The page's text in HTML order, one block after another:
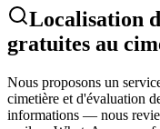
Localisation
gratuites au
Nous proposons un
cimetière et d'évaluation
informations — nous